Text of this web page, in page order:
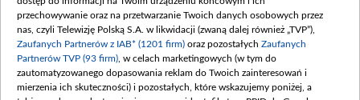
przechowywanie oraz na przetwarzanie Twoich danych osobowych przez
nas, czyli Telewizję Polską S.A. w likwidacji (zwaną dalej również „TVP”),
Zaufanych Partnerów z IAB* (1201 firm) oraz pozostałych Zaufanych
Partnerów TVP (93 firm) , w celach marketingowych (w tym do
zautomatyzowanego dopasowania reklam do Twoich zainteresowań i
mierzenia ich skuteczności) i pozostałych, które wskazujemy poniżej, a